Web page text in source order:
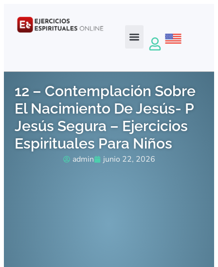
12 – Contemplación Sobre
El Nacimiento De Jesús- P
Jesús Segura – Ejercicios
Espirituales Para Niños
admin junio 22, 2026